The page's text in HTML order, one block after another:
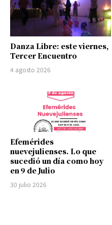
Danza Libre: este viernes,
Tercer Encuentro
4 agosto 2026
Efemérides
nuevejulienses. Lo que
sucedió un día como hoy
en 9 de Julio
30 julio 2026